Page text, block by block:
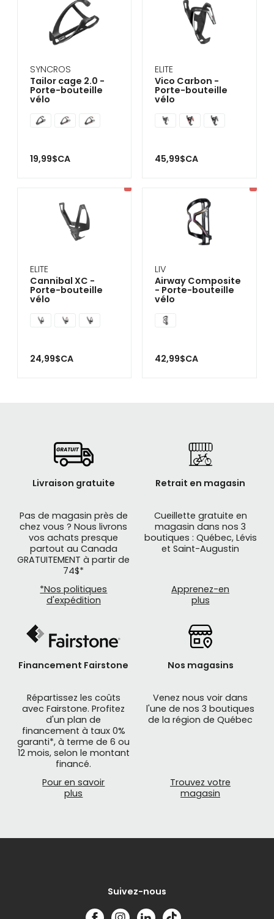
SYNCROS
Tailor cage 2.0 -
Porte-bouteille
vélo
19,99$CA
ELITE
Vico Carbon -
Porte-bouteille
vélo
45,99$CA
ELITE
Cannibal XC -
Porte-bouteille
vélo
24,99$CA
LIV
Airway Composite
- Porte-bouteille
vélo
42,99$CA
Livraison gratuite
Pas de magasin près de
chez vous ? Nous livrons
vos achats presque
partout au Canada
GRATUITEMENT à partir de
74$*
*Nos politiques
d'expédition
Retrait en magasin
Cueillette gratuite en
magasin dans nos 3
boutiques : Québec, Lévis
et Saint-Augustin
Apprenez-en
plus
Financement Fairstone
Répartissez les coûts
avec Fairstone. Profitez
d'un plan de
financement à taux 0%
garanti*, à terme de 6 ou
12 mois, selon le montant
financé.
Pour en savoir
plus
Nos magasins
Venez nous voir dans
l'une de nos 3 boutiques
de la région de Québec
Trouvez votre
magasin
Suivez-nous